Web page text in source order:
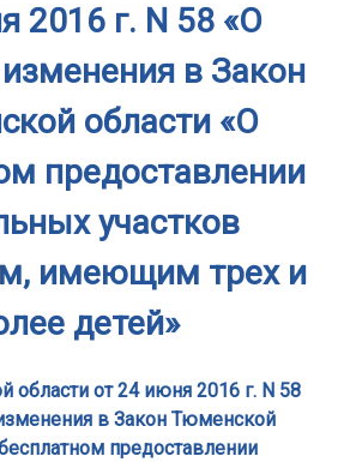
2016 г. N 58 «О
в Закон
области «О
предоставлении
участков
имеющим трех и
детей»
области от 24 июня 2016 г. N 58
в Закон Тюменской
предоставлении